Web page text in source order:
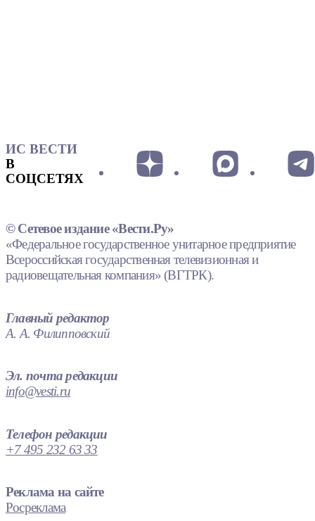
ИС ВЕСТИ
В
СОЦСЕТЯХ
© Сетевое издание «Вести.Ру»
«Федеральное государственное унитарное предприятие
Всероссийская государственная телевизионная и
радиовещательная компания» (ВГТРК).
Главный редактор
А. А. Филипповский
Эл. почта редакции
info@vesti.ru
Телефон редакции
+7 495 232 63 33
Реклама на сайте
Росреклама